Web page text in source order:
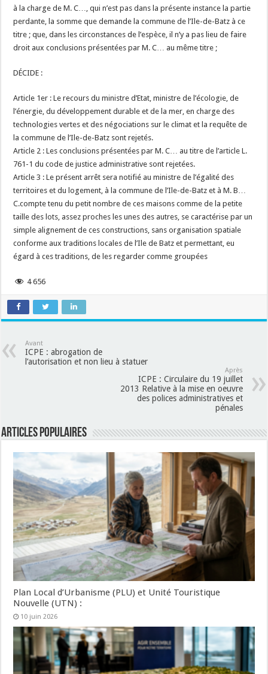
à la charge de M. C…, qui n’est pas dans la présente instance la partie
perdante, la somme que demande la commune de l’Ile-de-Batz à ce
titre ; que, dans les circonstances de l’espèce, il n’y a pas lieu de faire
droit aux conclusions présentées par M. C… au même titre ;
DÉCIDE :
Article 1er : Le recours du ministre d’Etat, ministre de l’écologie, de
l’énergie, du développement durable et de la mer, en charge des
technologies vertes et des négociations sur le climat et la requête de
la commune de l’Ile-de-Batz sont rejetés.
Article 2 : Les conclusions présentées par M. C… au titre de l’article L.
761-1 du code de justice administrative sont rejetées.
Article 3 : Le présent arrêt sera notifié au ministre de l’égalité des
territoires et du logement, à la commune de l’Ile-de-Batz et à M. B…
C.compte tenu du petit nombre de ces maisons comme de la petite
taille des lots, assez proches les unes des autres, se caractérise par un
simple alignement de ces constructions, sans organisation spatiale
conforme aux traditions locales de l’Ile de Batz et permettant, eu
égard à ces traditions, de les regarder comme groupées
4 656
Avant
ICPE : abrogation de
l’autorisation et non lieu à statuer
Après
ICPE : Circulaire du 19 juillet
2013 Relative à la mise en oeuvre
des polices administratives et
pénales
Articles populaires
Plan Local d’Urbanisme (PLU) et Unité Touristique
Nouvelle (UTN) :
10 juin 2026